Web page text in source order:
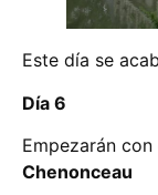
Este día se
Día 6
Empezarán con
Chenonceau